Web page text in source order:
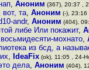
, Аноним (367), 20:37 ,
та, Аноним (-), 23:16
andr, Аноним (404),
либе Или покажит,
мохнато,
из бсд, а
, IdeaFix (ok), 11:05 , 24-
дела, Аноним (404),